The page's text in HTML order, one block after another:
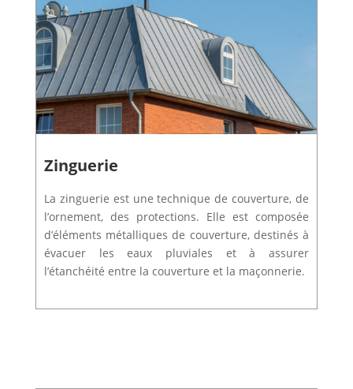
Zinguerie
La zinguerie est une technique de couverture, de
l’ornement, des protections. Elle est composée
d’éléments métalliques de couverture, destinés à
évacuer les eaux pluviales et à assurer
l’étanchéité entre la couverture et la maçonnerie.